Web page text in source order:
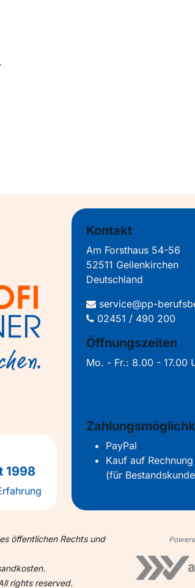
Kontakt
Am Forsthaus 54-56
52511 Geilenkirchen
Deutschland
service@pp-
02451 / 490 200
Öffnungszeiten
Mo. - Fr.: 8.00 - 17.00
PayPal
Kauf auf Rechnung
(für
1998
öffentlichen Rechts und
rights reserved.